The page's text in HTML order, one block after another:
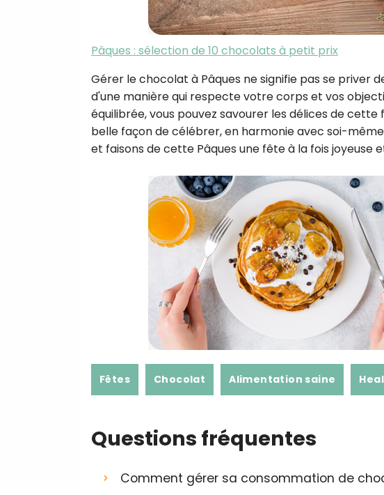
Pâques : sélection de 10 chocolats à petit prix
Gérer le chocolat à Pâques ne signifie pas se priver
d'une manière qui respecte votre corps et vos
équilibrée, vous pouvez savourer les délices de cette
belle façon de célébrer, en harmonie avec soi-
et faisons de cette Pâques une fête à la fois joyeuse
Fêtes Chocolat Alimentation saine
Questions fréquentes
Comment gérer sa consommation de